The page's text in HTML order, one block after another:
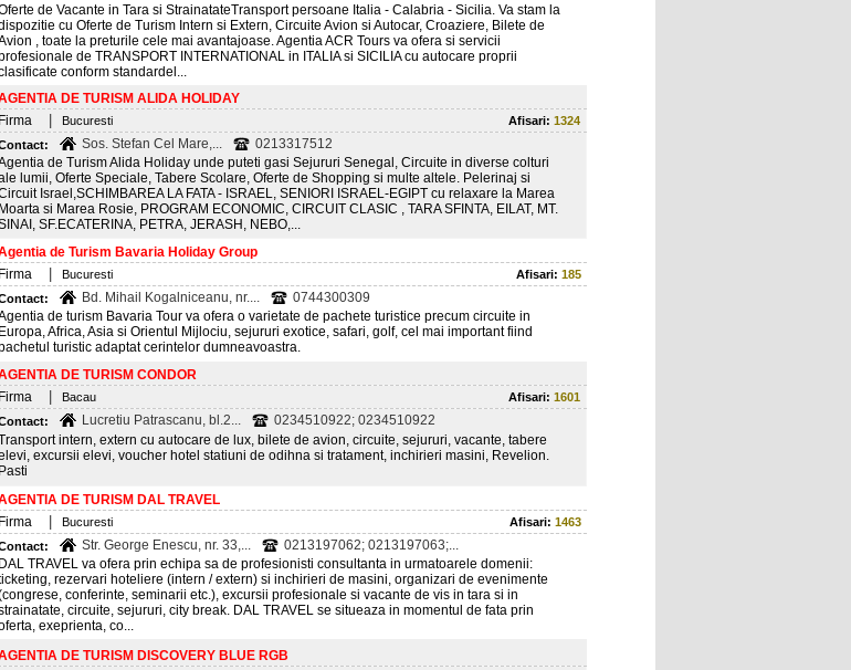
de Vacante in Tara si StrainatateTransport persoane Italia - Calabria - Sicilia. Va stam la
cu Oferte de Turism Intern si Extern, Circuite Avion si Autocar, Croaziere, Bilete de
, toate la preturile cele mai avantajoase. Agentia ACR Tours va ofera si servicii
de TRANSPORT INTERNATIONAL in ITALIA si SICILIA cu autocare proprii
conform standardel...
DE TURISM ALIDA HOLIDAY
Firma
Bucuresti Afisari: 1324
Sos. Stefan Cel Mare,...
0213317512
de Turism Alida Holiday unde puteti gasi Sejururi Senegal, Circuite in diverse colturi
lumii, Oferte Speciale, Tabere Scolare, Oferte de Shopping si multe altele. Pelerinaj si
Israel,SCHIMBAREA LA FATA - ISRAEL, SENIORI ISRAEL-EGIPT cu relaxare la Marea
Moarta si Marea Rosie, PROGRAM ECONOMIC, CIRCUIT CLASIC , TARA SFINTA, EILAT, MT.
SF.ECATERINA, PETRA, JERASH, NEBO,...
de Turism Bavaria Holiday Group
Firma
Bucuresti Afisari: 185
Bd. Mihail Kogalniceanu, nr....
0744300309
de turism Bavaria Tour va ofera o varietate de pachete turistice precum circuite in
Europa, Africa, Asia si Orientul Mijlociu, sejururi exotice, safari, golf, cel mai important fiind
turistic adaptat cerintelor dumneavoastra.
DE TURISM CONDOR
Firma
Bacau Afisari: 1601
Lucretiu Patrascanu, bl.2...
0234510922; 0234510922
intern, extern cu autocare de lux, bilete de avion, circuite, sejururi, vacante, tabere
excursii elevi, voucher hotel statiuni de odihna si tratament, inchirieri masini, Revelion.
Pasti
DE TURISM DAL TRAVEL
Firma
Bucuresti Afisari: 1463
Str. George Enescu, nr. 33,...
0213197062; 0213197063;...
DAL TRAVEL va ofera prin echipa sa de profesionisti consultanta in urmatoarele domenii:
rezervari hoteliere (intern / extern) si inchirieri de masini, organizari de evenimente
conferinte, seminarii etc.), excursii profesionale si vacante de vis in tara si in
circuite, sejururi, city break. DAL TRAVEL se situeaza in momentul de fata prin
exeprienta, co...
DE TURISM DISCOVERY BLUE RGB